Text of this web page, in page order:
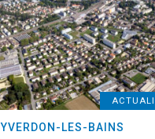
YVERDON-LES-BAINS